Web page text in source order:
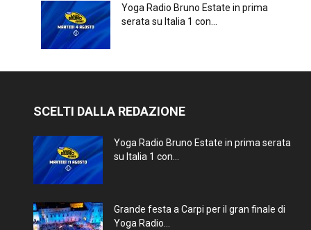
Yoga Radio Bruno Estate in prima
serata su Italia 1 con...
SCELTI DALLA REDAZIONE
Yoga Radio Bruno Estate in prima serata
su Italia 1 con...
Grande festa a Carpi per il gran finale di
Yoga Radio...